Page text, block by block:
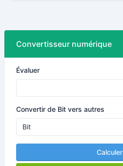
Convertisseur numérique
Évaluer
Convertir de Bit vers autres
Calculer